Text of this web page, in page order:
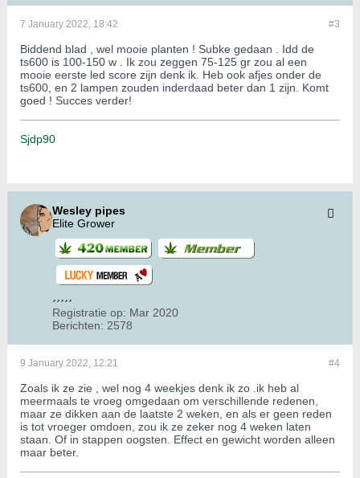
#3
7 January 2022, 18:42
Biddend blad , wel mooie planten ! Subke gedaan . Idd de
ts600 is 100-150 w . Ik zou zeggen 75-125 gr zou al een
mooie eerste led score zijn denk ik. Heb ook afjes onder de
ts600, en 2 lampen zouden inderdaad beter dan 1 zijn. Komt
goed ! Succes verder!
Sjdp90
Wesley pipes
Elite Grower
Registratie op: Mar 2020
Berichten: 2578
#4
9 January 2022, 12:21
Zoals ik ze zie , wel nog 4 weekjes denk ik zo .ik heb al
meermaals te vroeg omgedaan om verschillende redenen,
maar ze dikken aan de laatste 2 weken, en als er geen reden
is tot vroeger omdoen, zou ik ze zeker nog 4 weken laten
staan. Of in stappen oogsten. Effect en gewicht worden alleen
maar beter.